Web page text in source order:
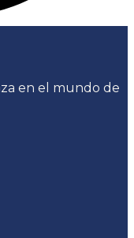
en el mundo de